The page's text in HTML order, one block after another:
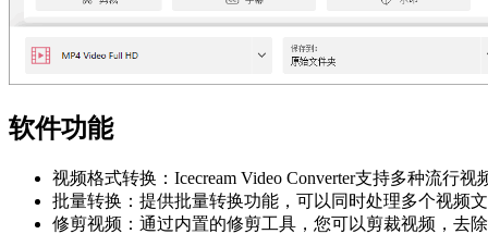
软件功能
视频格式转换：Icecream Video Converter支持多种流行
批量转换：提供批量转换功能，可以同时处理多个视频
修剪视频：通过内置的修剪工具，您可以剪裁视频，去